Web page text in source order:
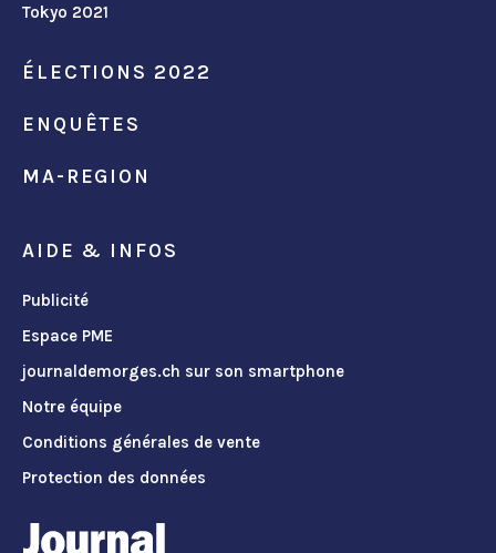
Tokyo 2021
ÉLECTIONS 2022
ENQUÊTES
MA-REGION
AIDE & INFOS
Publicité
Espace PME
journaldemorges.ch sur son smartphone
Notre équipe
Conditions générales de vente
Protection des données